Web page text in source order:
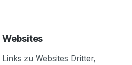
Websites
zu Websites Dritter,